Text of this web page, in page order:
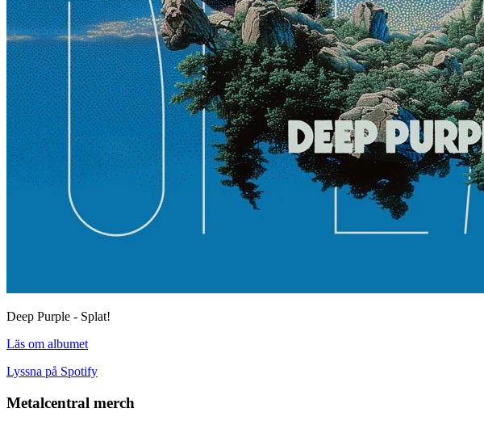
Deep Purple - Splat!
Läs om albumet
Lyssna på Spotify
Metalcentral merch